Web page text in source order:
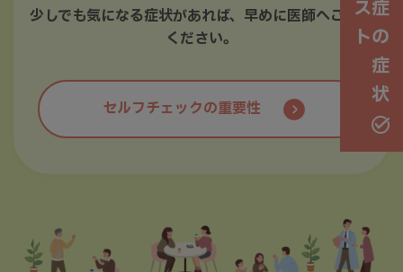
ス症
トの
症
状
少しでも気になる症状があれば、早めに医師へご相談
ください。
セルフチェックの重要性